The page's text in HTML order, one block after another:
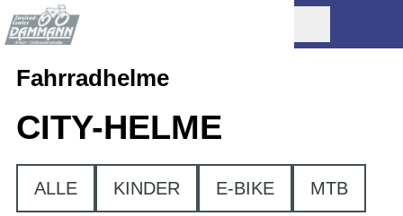
Fahrradhelme
CITY-HELME
ALLE KINDER E-BIKE MTB